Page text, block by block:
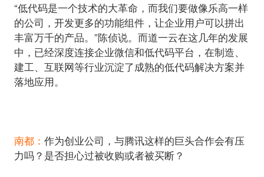
“低代码是一个技术的大革命，而我们要做像乐高一样
的公司，开发更多的功能组件，让企业用户可以拼出
丰富万千的产品。”陈侦说。而道一云在这几年的发展
中，已经深度连接企业微信和低代码平台，在制造、
建工、互联网等行业沉淀了成熟的低代码解决方案并
落地应用。
南都： 作为创业公司，与腾讯这样的巨头合作会有压
力吗？是否担心过被收购或者被买断？